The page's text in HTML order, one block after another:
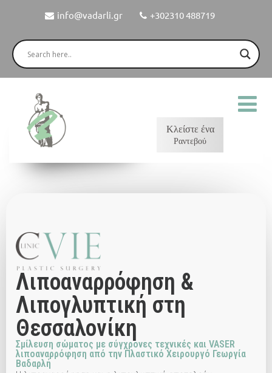
info@vadarli.gr +302310 488719
Κλείστε ένα
Ραντεβού
Λιποαναρρόφηση &
Λιπογλυπτική στη
Θεσσαλονίκη
Σμίλευση σώματος με σύγχρονες τεχνικές και VASER
λιποαναρρόφηση από την Πλαστικό Χειρουργό Γεωργία
Βαδαρλή